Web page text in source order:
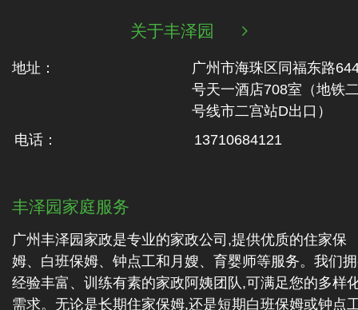
关于丰泽园 
地址：
广州市海珠区同福东路
号天一酒店708室（地铁‬
号线市二‬宫站D出口）
电话：
13710684121
丰泽园家庭服务
广州丰泽园家政是专业的家政公司,提供优质的住家保
姆、白班保姆、钟点工和月嫂、育婴师等服务。我们
经验丰富、训练有素的家政阿姨团队,可满足您的多样
需求。无论是长期住家保姆,还是短期白班保姆或钟点